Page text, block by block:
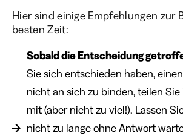
Hier sind einige Empfehlungen zur
besten Zeit:
Sobald die Entscheidung
Sie sich entschieden haben,
nicht an sich zu binden, teilen
mit (aber nicht zu viel!). Lassen
nicht zu lange ohne Antwort